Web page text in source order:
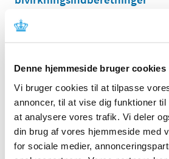
Denne hjemmeside bruger cookies
Vi bruger cookies til at tilpasse
annoncer, til at vise dig funktioner
at analysere vores trafik. Vi deler
din brug af vores hjemmeside med
for sociale medier,
29. september 2017
Lægemiddelstyrelsen har indført en
behandling af
Veterinærmedicinsk medlem til
Lægemiddelnævnet
|28. september 2017|
Lægemiddelstyrelsen har ikke
antal veterinærmedicinske